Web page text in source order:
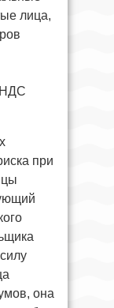
лица,
НДС
при
она